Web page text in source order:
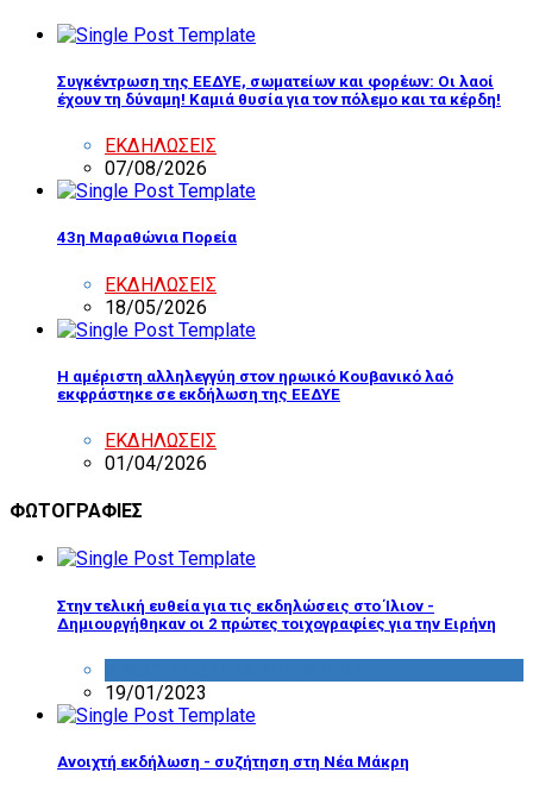
Συγκέντρωση της ΕΕΔΥΕ, σωματείων και φορέων: Οι λαοί
έχουν τη δύναμη! Καμιά θυσία για τον πόλεμο και τα κέρδη!
ΕΚΔΗΛΩΣΕΙΣ
07/08/2026
43η Μαραθώνια Πορεία
ΕΚΔΗΛΩΣΕΙΣ
18/05/2026
Η αμέριστη αλληλεγγύη στον ηρωικό Κουβανικό λαό
εκφράστηκε σε εκδήλωση της ΕΕΔΥΕ
ΕΚΔΗΛΩΣΕΙΣ
01/04/2026
ΦΩΤΟΓΡΑΦΙΕΣ
Στην τελική ευθεία για τις εκδηλώσεις στο Ίλιον -
Δημιουργήθηκαν οι 2 πρώτες τοιχογραφίες για την Ειρήνη
19/01/2023
Ανοιχτή εκδήλωση - συζήτηση στη Νέα Μάκρη